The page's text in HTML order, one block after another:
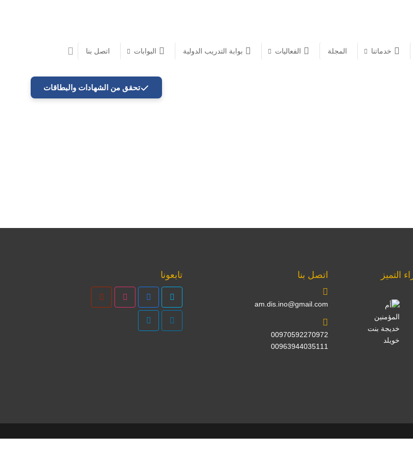
خدماتنا المجلة الفعاليات بوابة التدريب الدولية البوابات اتصل بنا
التميز
اتصل بنا
am.dis.ino@gmail.com
00970592270972
00963944035111
تابعونا
تحقق من الشهادات والبطاقات